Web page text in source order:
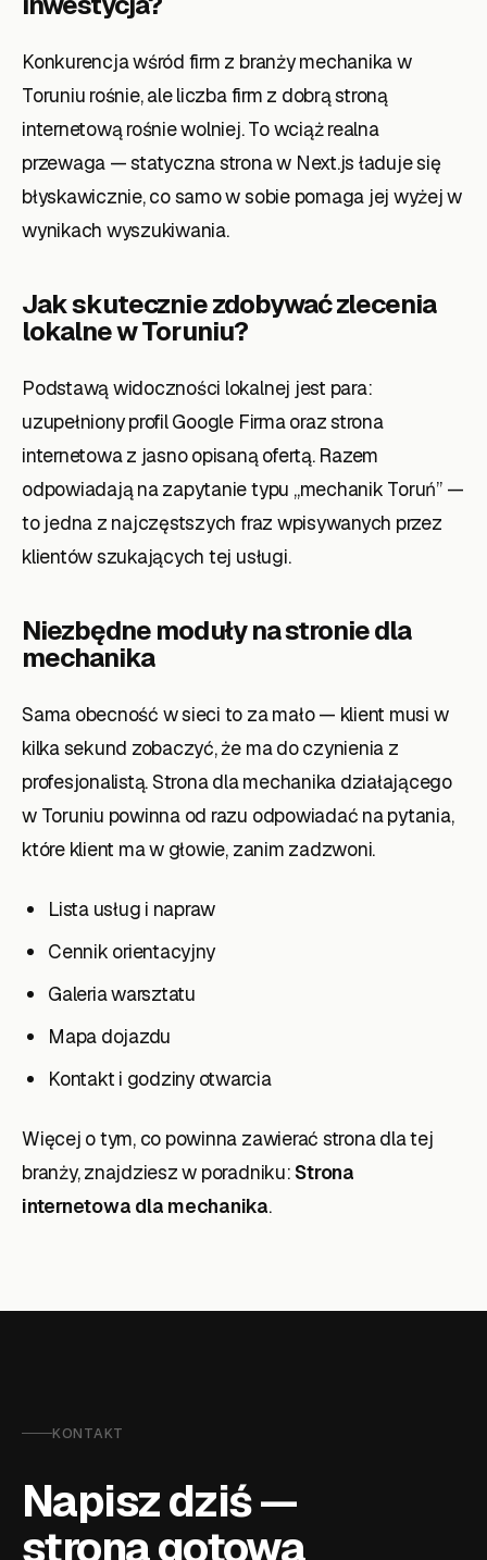
Konkurencja wśród firm z branży mechanika w
Toruniu rośnie, ale liczba firm z dobrą stroną
internetową rośnie wolniej. To wciąż realna
przewaga — statyczna strona w Next.js ładuje się
błyskawicznie, co samo w sobie pomaga jej wyżej w
wynikach wyszukiwania.
Jak skutecznie zdobywać zlecenia
lokalnew Toruniu?
Podstawą widoczności lokalnej jest para:
uzupełniony profil Google Firma oraz strona
internetowa z jasno opisaną ofertą. Razem
odpowiadają na zapytanie typu „mechanik Toruń” —
to jedna z najczęstszych fraz wpisywanych przez
klientów szukających tej usługi.
Niezbędne moduły na stronie dla
mechanika
Sama obecność w sieci to za mało — klient musi w
kilka sekund zobaczyć, że ma do czynienia z
profesjonalistą. Strona dla mechanika działającego
w Toruniu powinna od razu odpowiadać na pytania,
które klient ma w głowie, zanim zadzwoni.
Lista usług i napraw
Cennik orientacyjny
Galeria warsztatu
Mapa dojazdu
Kontakt i godziny otwarcia
Więcej o tym, co powinna zawierać strona dla tej
branży, znajdziesz w poradniku: Strona
internetowa dla mechanika.
KONTAKT
Napisz dziś —
strona gotowa